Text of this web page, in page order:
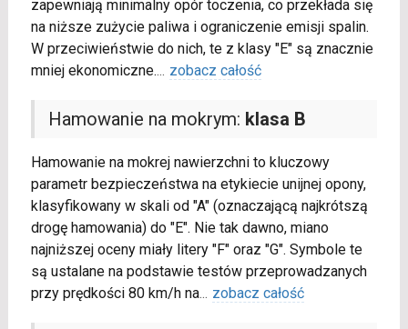
zapewniają minimalny opór toczenia, co przekłada się
na niższe zużycie paliwa i ograniczenie emisji spalin.
W przeciwieństwie do nich, te z klasy "E" są znacznie
mniej ekonomiczne.... zobacz całość
Hamowanie na mokrym: klasa B
Hamowanie na mokrej nawierzchni to kluczowy
parametr bezpieczeństwa na etykiecie unijnej opony,
klasyfikowany w skali od "A" (oznaczającą najkrótszą
drogę hamowania) do "E". Nie tak dawno, miano
najniższej oceny miały litery "F" oraz "G". Symbole te
są ustalane na podstawie testów przeprowadzanych
przy prędkości 80 km/h na... zobacz całość